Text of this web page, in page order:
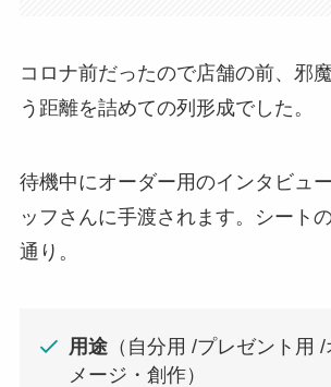
コロナ前だったので店舗の前、邪
う距離を詰めての列形成でした。
待機中にオーダー用のインタビュ
ッフさんに手渡されます。シート
通り。
用途（自分用 /プレゼント用 /
メージ・創作）